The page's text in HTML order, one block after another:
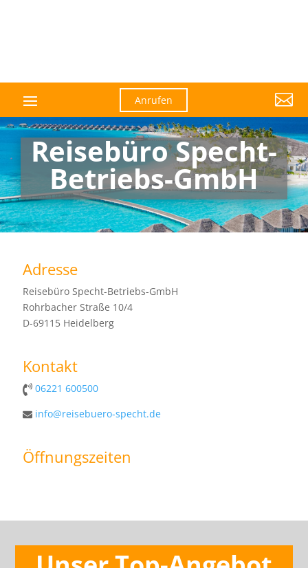
Anrufen 
Reisebüro Specht-
Betriebs-GmbH
Adresse
Reisebüro Specht-Betriebs-GmbH
Rohrbacher Straße 10/4
D-69115 Heidelberg
Kontakt
06221 600500
info@reisebuero-specht.de
Öffnungszeiten